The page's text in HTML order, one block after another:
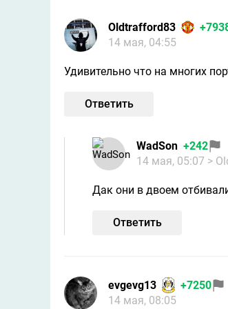
Oldtrafford83
14 мая, 04:55
Удивительно что на многих
Ответить
WadSon +242
14 мая, 05:07 >
Дак они в двоем
Ответить
evgevg13
+7250
14 мая, 08:05